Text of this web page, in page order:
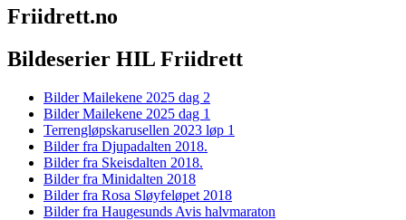
Friidrett.no
Bildeserier HIL Friidrett
Bilder Mailekene 2025 dag 2
Bilder Mailekene 2025 dag 1
Terrengløpskarusellen 2023 løp 1
Bilder fra Djupadalten 2018.
Bilder fra Skeisdalten 2018.
Bilder fra Minidalten 2018
Bilder fra Rosa Sløyfeløpet 2018
Bilder fra Haugesunds Avis halvmaraton